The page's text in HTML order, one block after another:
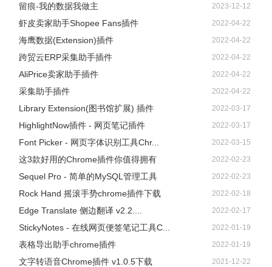
留痕-我的数据我做主 2023-12-12
虾皮卖家助手Shopee Fans插件 2022-04-22
海鹰数据(Extension)插件 2022-04-22
跨贸云ERP采集助手插件 2022-04-22
AliPrice卖家助手插件 2022-04-22
采集助手插件 2022-04-22
Library Extension(图书馆扩展) 插件 2022-03-17
HighlightNow插件 - 网页笔记插件 2022-03-17
Font Picker - 网页字体识别工具Chr... 2022-03-15
这3款好用的Chrome插件你值得拥有 2022-02-23
Sequel Pro - 简单的MySQL管理工具 2022-02-23
Rock Hand 摇滚手势chrome插件下载 2022-02-18
Edge Translate 侧边翻译 v2.2.... 2022-02-17
StickyNotes - 在线网页便签笔记工具C... 2022-01-19
表格导出助手chrome插件 2022-01-19
文字转语音Chrome插件 v1.0.5下载 2021-12-22